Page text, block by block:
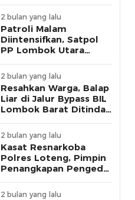
Kewaspadaan
2 bulan yang lalu
Patroli Malam
Diintensifkan, Satpol
PP Lombok Utara
Remaja di Kawasan
Kantor Bupati
2 bulan yang lalu
Resahkan Warga, Balap
Liar di Jalur Bypass BIL
Lombok Barat Ditindak
2 bulan yang lalu
Kasat Resnarkoba
Polres Loteng, Pimpin
Penangkapan Pengedar
Mataram di Praya
2 bulan yang lalu